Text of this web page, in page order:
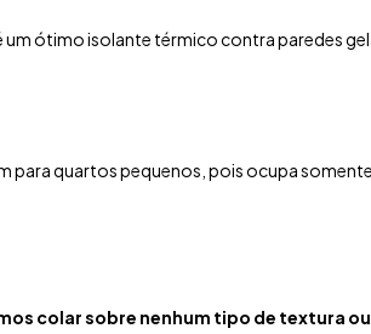
ótimo isolante térmico contra paredes
para quartos pequenos, pois ocupa somente
colar sobre nenhum tipo de textura